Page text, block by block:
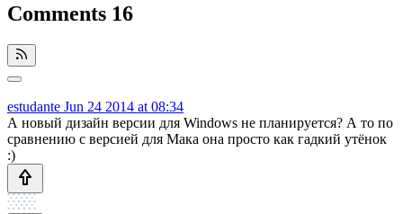
Comments 16
estudante Jun 24 2014 at 08:34
А новый дизайн версии для Windows не планируется? А то по
сравнению с версией для Мака она просто как гадкий утёнок
:)